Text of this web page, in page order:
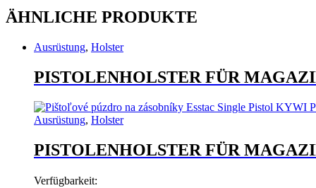
ÄHNLICHE PRODUKTE
Ausrüstung, Holster
PISTOLENHOLSTER FÜR
Ausrüstung, Holster
PISTOLENHOLSTER FÜR
Verfügbarkeit: